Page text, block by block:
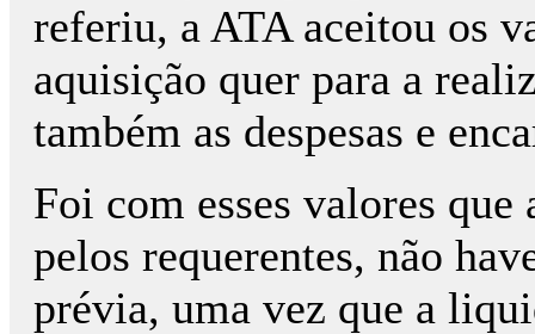
referiu, a ATA aceitou os
aquisição quer para a
também as despesas e
Foi com esses valores
pelos requerentes, não
prévia, uma vez que a